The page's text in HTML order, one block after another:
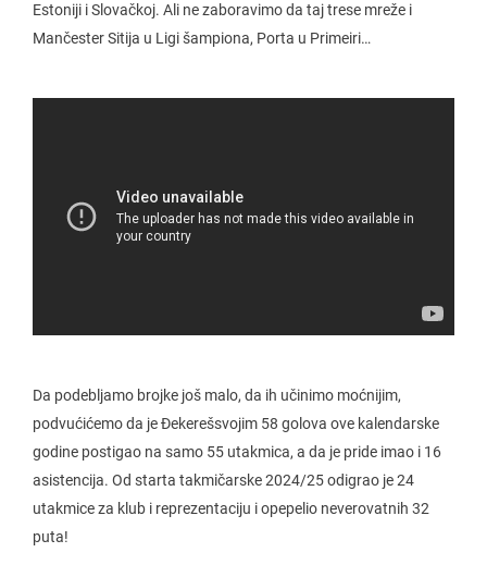
Estoniji i Slovačkoj. Ali ne zaboravimo da taj trese mreže i
Mančester Sitija u Ligi šampiona, Porta u Primeiri…
Da podebljamo brojke još malo, da ih učinimo moćnijim,
podvućićemo da je Đekerešsvojim 58 golova ove kalendarske
godine postigao na samo 55 utakmica, a da je pride imao i 16
asistencija. Od starta takmičarske 2024/25 odigrao je 24
utakmice za klub i reprezentaciju i opepelio neverovatnih 32
puta!